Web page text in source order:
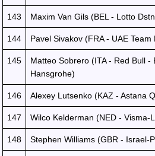
143 Maxim Van Gils (BEL - Lotto
144 Pavel Sivakov (FRA - UAE Team
145
Matteo Sobrero (ITA - Red Bull -
Hansgrohe)
146 Alexey Lutsenko (KAZ - Astana
147 Wilco Kelderman (NED - Visma-
148 Stephen Williams (GBR - Israel-